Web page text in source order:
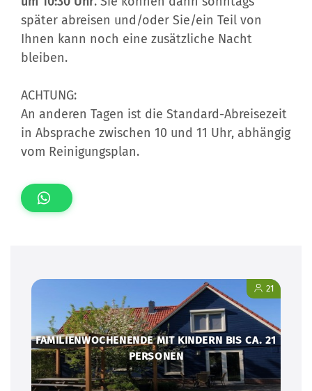
später abreisen und/oder Sie/ein Teil von
Ihnen kann noch eine zusätzliche Nacht
bleiben.
ACHTUNG:
An anderen Tagen ist die Standard-Abreisezeit
in Absprache zwischen 10 und 11 Uhr, abhängig
vom Reinigungsplan.
FAMILIENWOCHENENDE MIT KINDERN BIS CA. 21
PERSONEN
21